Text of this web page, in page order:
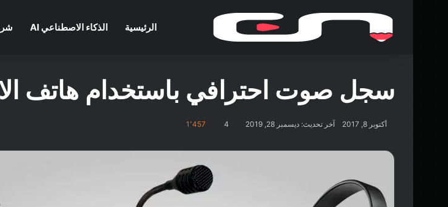
الرئيسية الذكاء الاصطناعي AI
سجل صوت احترافي باستخدام هاتف
أكتوبر 8, 2017 آخر تحديث: ديسمبر 28, 2019 4 1٬457